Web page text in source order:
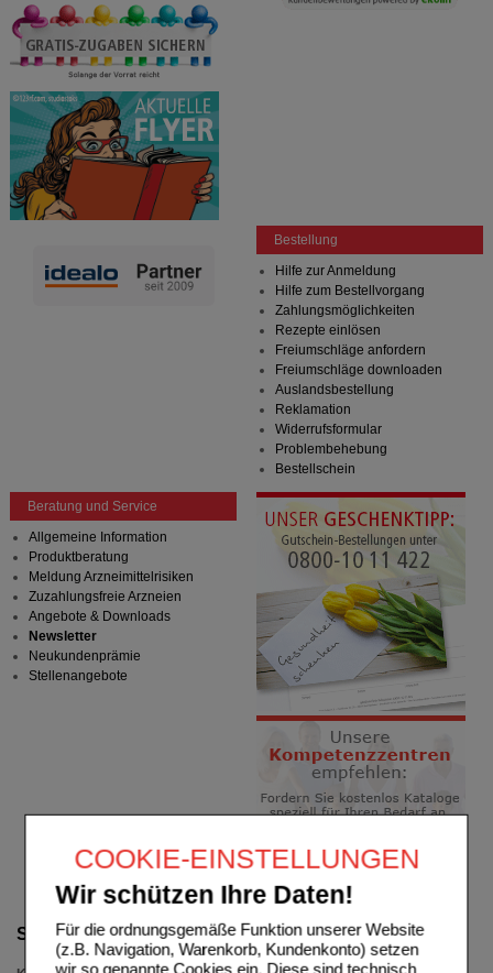
COOKIE-EINSTELLUNGEN
Wir schützen Ihre Daten!
Für die ordnungsgemäße Funktion unserer Website
(z.B. Navigation, Warenkorb, Kundenkonto) setzen
wir so genannte Cookies ein. Diese sind technisch
Suche verfeinern
Bestellung
Hilfe zur Anmeldung
Hilfe zum Bestellvorgang
Zahlungsmöglichkeiten
Rezepte einlösen
Freiumschläge anfordern
Freiumschläge downloaden
Auslandsbestellung
Reklamation
Widerrufsformular
Problembehebung
Bestellschein
Beratung und Service
Allgemeine Information
Produktberatung
Meldung Arzneimittelrisiken
Zuzahlungsfreie Arzneien
Angebote & Downloads
Newsletter
Neukundenprämie
Stellenangebote